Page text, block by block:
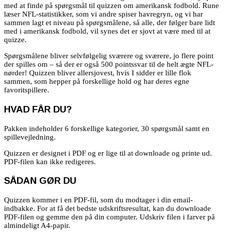
med at finde på spørgsmål til quizzen om amerikansk fodbold. Rune
læser NFL-statistikker, som vi andre spiser havregryn, og vi har
sammen lagt et niveau på spørgsmålene, så alle, der følger bare lidt
med i amerikansk fodbold, vil synes det er sjovt at være med til at
quizze.
Spørgsmålene bliver selvfølgelig sværere og sværere, jo flere point
der spilles om – så der er også 500 pointssvar til de helt ægte NFL-
nørder! Quizzen bliver allersjovest, hvis I sidder er lille flok
sammen, som hepper på forskellige hold og har deres egne
favoritspillere.
HVAD FÅR DU?
Pakken indeholder 6 forskellige kategorier, 30 spørgsmål samt en
spillevejledning.
Quizzen er designet i PDF og er lige til at downloade og printe ud.
PDF-filen kan ikke redigeres.
SÅDAN GØR DU
Quizzen kommer i en PDF-fil, som du modtager i din email-
indbakke. For at få det bedste udskriftsresultat, kan du downloade
PDF-filen og gemme den på din computer. Udskriv filen i farver på
almindeligt A4-papir.